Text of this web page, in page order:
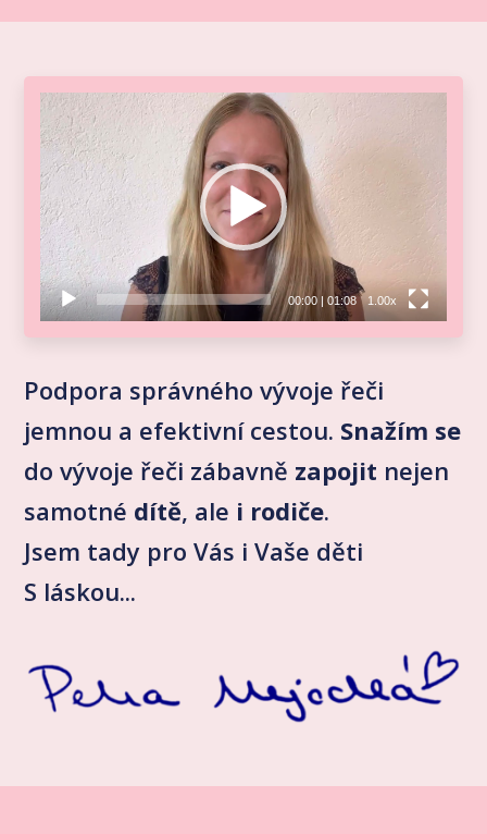
Video
přehrávač
00:00| 01:08 1.00x
Podpora správného vývoje řeči
jemnou a efektivní cestou. Snažím se
do vývoje řeči zábavně zapojit nejen
samotné dítě, ale i rodiče.
Jsem tady pro Vás i Vaše děti
S láskou...